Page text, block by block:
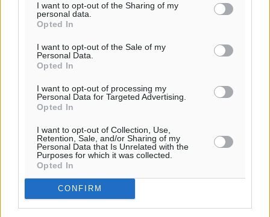
I want to opt-out of the Sharing of my
personal data.
Opted In
I want to opt-out of the Sale of my
Personal Data.
Opted In
I want to opt-out of processing my
Personal Data for Targeted Advertising.
Opted In
I want to opt-out of Collection, Use,
Retention, Sale, and/or Sharing of my
Personal Data that Is Unrelated with the
Purposes for which it was collected.
Opted In
CONFIRM
Στη Ρόδο έρχεται το… Eurobasket
Tour 2026!
Στη Ρόδο έρχεται από αύριο το… Eurobasket Tours 2026,